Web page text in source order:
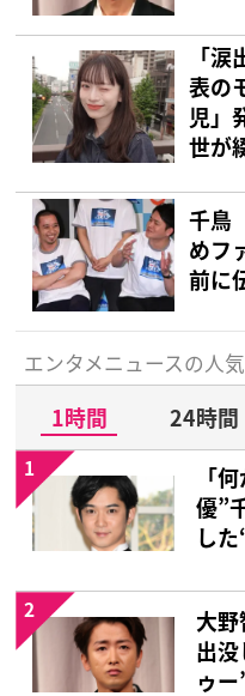
「
表の
児」
世が
千鳥
めフ
前に
エンタメニュースの人
1時間 24時間
「
優”
し
1
大
出
ゥ
2